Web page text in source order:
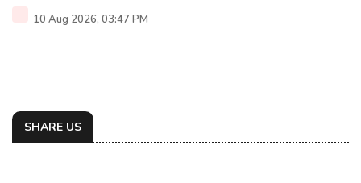
10 Aug 2026, 03:47 PM
SHARE US